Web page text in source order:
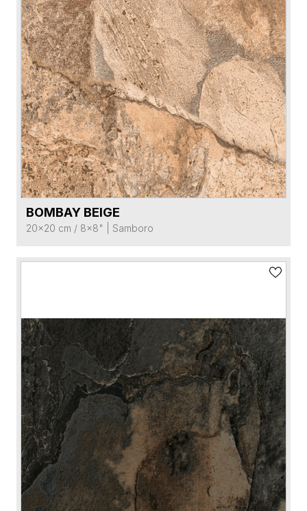
VER FICHA DEL PRODUCTO
BOMBAY BEIGE
20x20 cm / 8x8" Samboro